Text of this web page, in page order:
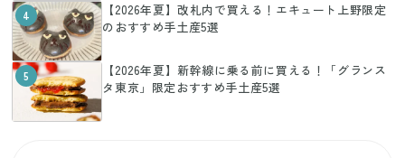
4
【2026年夏】改札内で買える！エキュート上野限定
のおすすめ手土産5選
5
【2026年夏】新幹線に乗る前に買える！「グランス
タ東京」限定おすすめ手土産5選